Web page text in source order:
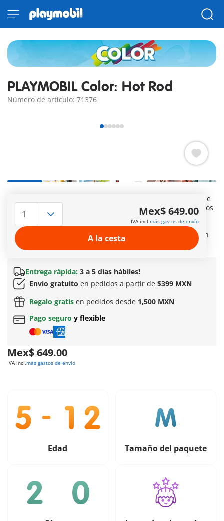
PLAYMOBIL Color: Hot Rod
Número de artículo: 71376
¡Dale color al juego con PLAYMOBIL Color! Este Hot Rod atrae
todas las miradas y se puede pintar y decorar a gusto con los
rotuladores incluidos. Ya sea con llamas peligrosas, rayas
dinámicas o marcas de derrape: la pintura se puede lavar
fácilmente para divertirse sin fin. Incluye una rampa con un
barril de aceite.
Más información
Entrega rápida: 3 a 5 días hábiles!
Envío gratuito en pedidos a partir de $399 MXN
Regalo gratis en pedidos desde 1,500 MXN
Pago seguro y flexible
Mex$ 649.00
IVA incl.más gastos de envío
Mex$ 649.00
IVA incl.más gastos de envío
A la cesta
Edad Tamaño del paquete